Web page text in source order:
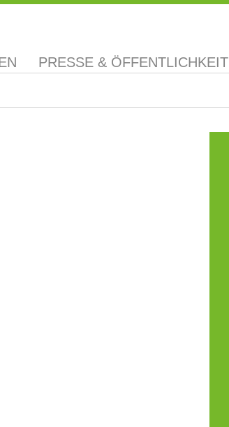
PRESSE & ÖFFENTLICHKEIT